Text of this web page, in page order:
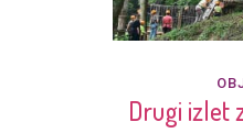
Drugi izlet